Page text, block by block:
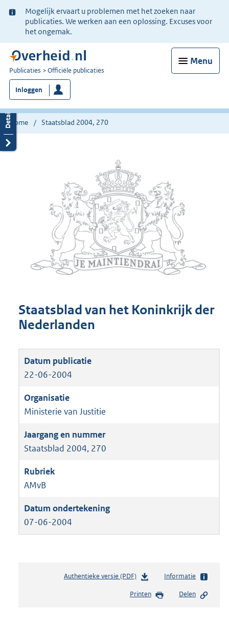
Ter
informatie:
Mogelijk ervaart u problemen met het zoeken naar
publicaties. We werken aan een oplossing. Excuses voor
het ongemak.
Menu
U
bent
nu
hier:
Publicaties Officiële publicaties
Inloggen
Home Staatsblad 2004, 270
Staatsblad van het Koninkrijk der
Nederlanden
22-06-2004
Ministerie van Justitie
Staatsblad 2004, 270
AMvB
07-06-2004
Authentieke versie (PDF)b
s
Informatie
Printen Delen